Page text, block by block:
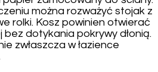
można rozważyć stojak z
rolki. Kosz powinien otwierać
bez dotykania pokrywy dłonią.
zwłaszcza w łazience